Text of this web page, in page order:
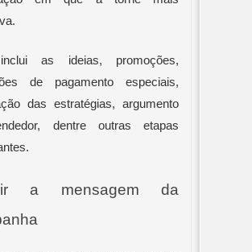
as ideias, promoções,
de pagamento especiais,
das estratégias, argumento
dentre outras etapas
a mensagem da